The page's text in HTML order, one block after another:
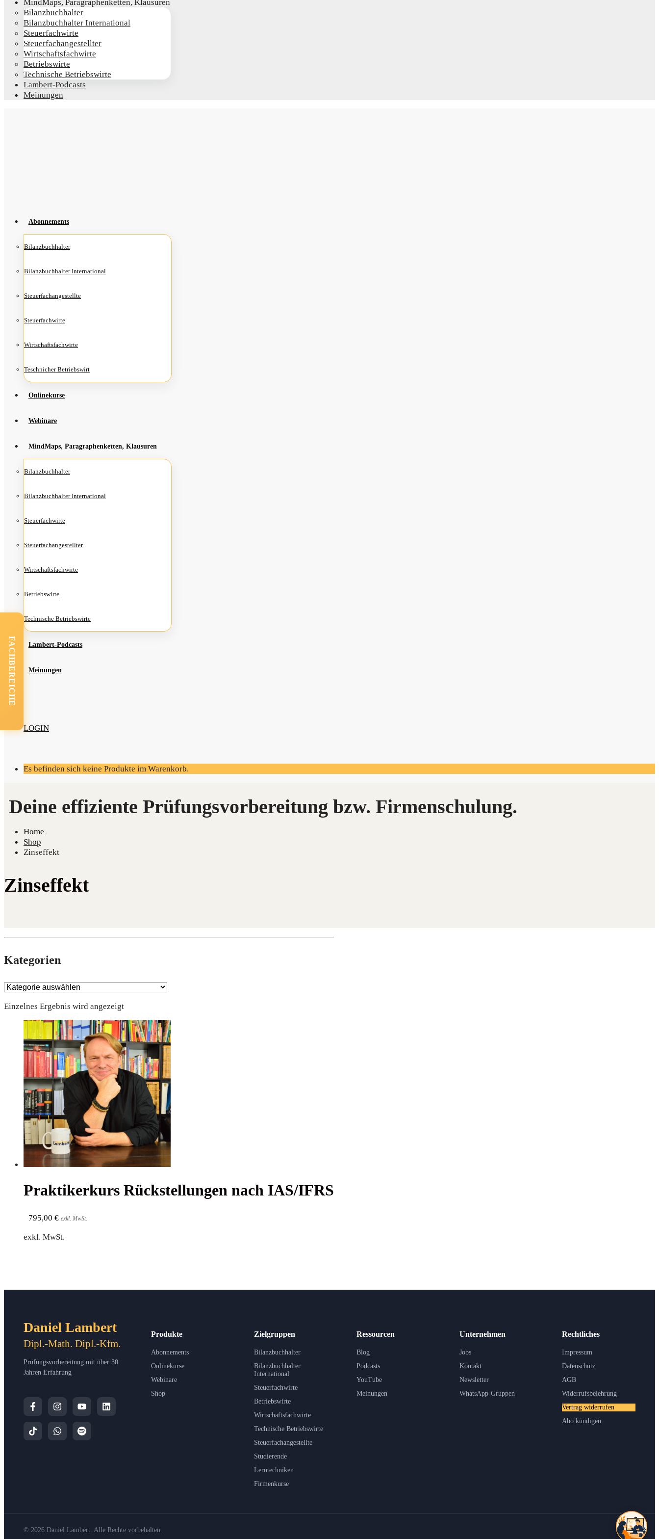
Mind­Maps, Para­gra­phen­ket­ten, Klausuren
Bilanz­buch­hal­ter
Bilanz­buch­hal­ter International
Steu­er­fach­wir­te
Steu­er­fach­an­ge­stell­ter
Wirt­schafts­fach­wir­te
Betriebs­wir­te
Tech­ni­sche Betriebswirte
Lam­­bert-Pod­­casts
Mei­nun­gen
Abon­ne­ments
Bilanz­buch­hal­ter
Bilanz­buch­hal­ter International
Steu­er­fach­an­ge­stell­te
Steu­er­fach­wir­te
Wirt­schafts­fach­wir­te
Teschni­cher Betriebswirt
Online­kur­se
Web­i­na­re
Mind­Maps, Para­gra­phen­ket­ten, Klausuren
Bilanz­buch­hal­ter
Bilanz­buch­hal­ter International
Steu­er­fach­wir­te
Steu­er­fach­an­ge­stell­ter
Wirt­schafts­fach­wir­te
Betriebs­wir­te
Tech­ni­sche Betriebswirte
Lam­­bert-Pod­­casts
Mei­nun­gen
LOGIN
Es befinden sich keine Produkte im Warenkorb.
Home
Shop
Zinseffekt
Zinseffekt
Kate­go­rien
Einzelnes Ergebnis wird angezeigt
Prak­ti­ker­kurs Rück­stel­lun­gen nach IAS/IFRS
795,00 € exkl. MwSt.
exkl. MwSt.
Daniel Lambert
Dipl.-Math. Dipl.-Kfm.
Prüfungsvorbereitung mit über 30
Jahren Erfahrung
Produkte
Abonnements
Onlinekurse
Webinare
Shop
Zielgruppen
Bilanzbuchhalter
Bilanzbuchhalter
International
Steuerfachwirte
Betriebswirte
Wirtschaftsfachwirte
Technische Betriebswirte
Steuerfachangestellte
Studierende
Lerntechniken
Firmenkurse
Ressourcen
Blog
Podcasts
YouTube
Meinungen
Unternehmen
Jobs
Kontakt
Newsletter
WhatsApp-Gruppen
Rechtliches
Impressum
Datenschutz
AGB
Widerrufsbelehrung
Vertrag widerrufen
Abo kündigen
© 2026 Daniel Lambert. Alle Rechte vorbehalten.
FACHBEREICHE